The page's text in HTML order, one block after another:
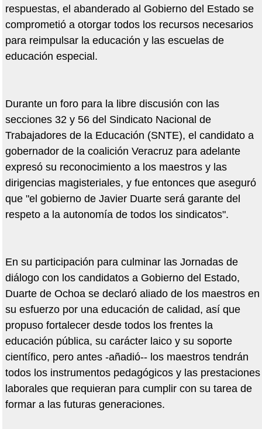
respuestas, el abanderado al Gobierno del Estado se
comprometió a otorgar todos los recursos necesarios
para reimpulsar la educación y las escuelas de
educación especial.
Durante un foro para la libre discusión con las
secciones 32 y 56 del Sindicato Nacional de
Trabajadores de la Educación (SNTE), el candidato a
gobernador de la coalición Veracruz para adelante
expresó su reconocimiento a los maestros y las
dirigencias magisteriales, y fue entonces que aseguró
que "el gobierno de Javier Duarte será garante del
respeto a la autonomía de todos los sindicatos".
En su participación para culminar las Jornadas de
diálogo con los candidatos a Gobierno del Estado,
Duarte de Ochoa se declaró aliado de los maestros en
su esfuerzo por una educación de calidad, así que
propuso fortalecer desde todos los frentes la
educación pública, su carácter laico y su soporte
científico, pero antes -añadió-- los maestros tendrán
todos los instrumentos pedagógicos y las prestaciones
laborales que requieran para cumplir con su tarea de
formar a las futuras generaciones.